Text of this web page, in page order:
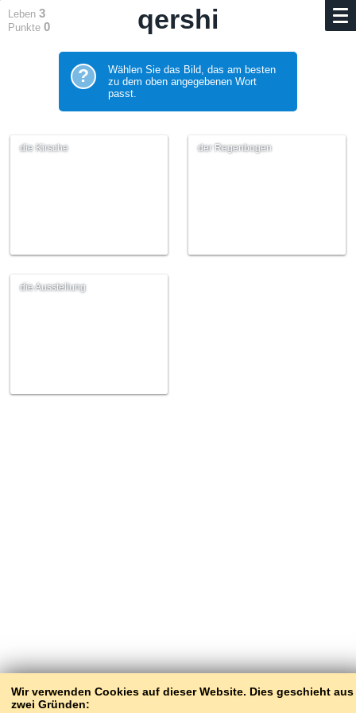
Wir verwenden Cookies auf dieser Website. Dies geschieht aus
zwei Gründen:
Leben 3
Punkte 0 qershi
?
Wählen Sie das Bild, das am besten
zu dem oben angegebenen Wort
passt.
die Kirsche der Regenbogen
die Ausstellung